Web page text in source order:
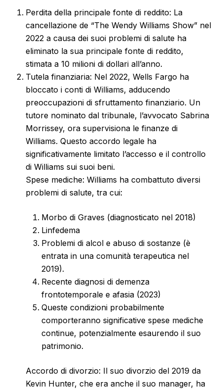
Perdita della principale fonte di reddito: La
cancellazione de “The Wendy Williams Show” nel
2022 a causa dei suoi problemi di salute ha
eliminato la sua principale fonte di reddito,
stimata a 10 milioni di dollari all’anno.
Tutela finanziaria: Nel 2022, Wells Fargo ha
bloccato i conti di Williams, adducendo
preoccupazioni di sfruttamento finanziario. Un
tutore nominato dal tribunale, l’avvocato Sabrina
Morrissey, ora supervisiona le finanze di
Williams. Questo accordo legale ha
significativamente limitato l’accesso e il controllo
di Williams sui suoi beni.
Spese mediche: Williams ha combattuto diversi
problemi di salute, tra cui:
Morbo di Graves (diagnosticato nel 2018)
Linfedema
Problemi di alcol e abuso di sostanze (è
entrata in una comunità terapeutica nel
2019).
Recente diagnosi di demenza
frontotemporale e afasia (2023)
Queste condizioni probabilmente
comporteranno significative spese mediche
continue, potenzialmente esaurendo il suo
patrimonio.
Accordo di divorzio: Il suo divorzio del 2019 da
Kevin Hunter, che era anche il suo manager, ha